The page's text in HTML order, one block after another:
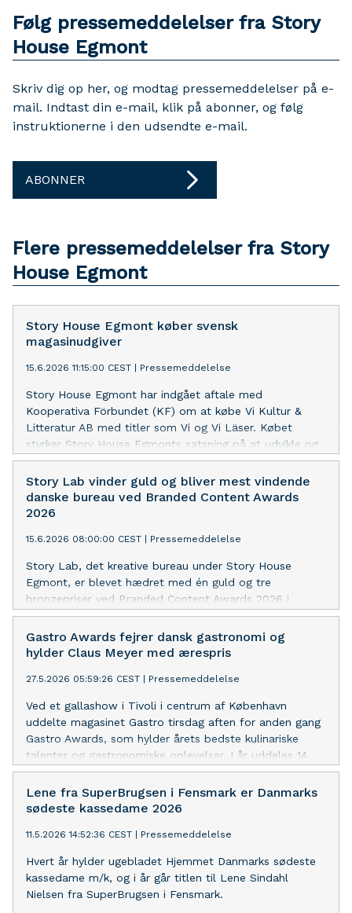
Følg pressemeddelelser fra Story
House Egmont
Skriv dig op her, og modtag pressemeddelelser på e-
mail. Indtast din e-mail, klik på abonner, og følg
instruktionerne i den udsendte e-mail.
ABONNER
Flere pressemeddelelser fra Story
House Egmont
Story House Egmont køber svensk
magasinudgiver
15.6.2026 11:15:00 CEST Pressemeddelelse
Story House Egmont har indgået aftale med
Kooperativa Förbundet (KF) om at købe Vi Kultur &
Litteratur AB med titler som Vi og Vi Läser. Købet
styrker Story House Egmonts satsning på at udvikle og
vækste sin medievirksomhed i og uden for Skandinavien
med fokus på kvalitetsjournalistik og stærkt indhold i
alle kanaler.
Story Lab vinder guld og bliver mest vindende
danske bureau ved Branded Content Awards
2026
15.6.2026 08:00:00 CEST Pressemeddelelse
Story Lab, det kreative bureau under Story House
Egmont, er blevet hædret med én guld og tre
bronzepriser ved Branded Content Awards 2026 i
London. Med fire priser i alt blev Story Lab samtidig
det mest vindende danske bureau ved årets
prisuddeling.
Gastro Awards fejrer dansk gastronomi og
hylder Claus Meyer med ærespris
27.5.2026 05:59:26 CEST Pressemeddelelse
Ved et gallashow i Tivoli i centrum af København
uddelte magasinet Gastro tirsdag aften for anden gang
Gastro Awards, som hylder årets bedste kulinariske
talenter og gastronomiske oplevelser. I år uddeles 14
priser – og som noget nyt en ærespris, der går til den
gastronomisk legende Claus Meyer.
Lene fra SuperBrugsen i Fensmark er Danmarks
sødeste kassedame 2026
11.5.2026 14:52:36 CEST Pressemeddelelse
Hvert år hylder ugebladet Hjemmet Danmarks sødeste
kassedame m/k, og i år går titlen til Lene Sindahl
Nielsen fra SuperBrugsen i Fensmark.